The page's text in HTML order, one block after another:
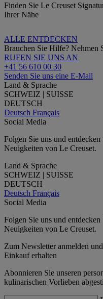
Finden Sie Le Creuset
Ihrer Nähe
ALLE ENTDECKEN
Brauchen Sie Hilfe? Nehmen
RUFEN SIE UNS AN
+41 56 610 00 30
Senden Sie uns eine E-Mail
Land & Sprache
SCHWEIZ | SUISSE
DEUTSCH
Deutsch Français
Social Media
Folgen Sie uns und
Neuigkeiten von Le Creuset.
Land & Sprache
SCHWEIZ | SUISSE
DEUTSCH
Deutsch Français
Social Media
Folgen Sie uns und
Neuigkeiten von Le Creuset.
Zum Newsletter anmelden
Einkauf erhalten
Abonnieren Sie unseren
kulinarischen Vorlieben